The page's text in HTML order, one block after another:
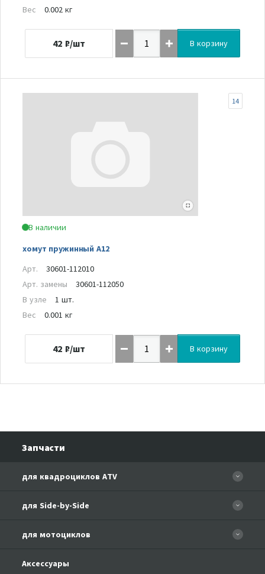
Вес
0.002 кг
42 ₽/шт В корзину
В наличии
хомут пружинный А12
14
Арт.
30601-112010
Арт. замены
30601-112050
В узле
1 шт.
Вес
0.001 кг
42 ₽/шт В корзину
Запчасти
для квадроциклов ATV
CFORCE 110 EFI
CF500-A Basic
CF500-2A
для Side-by-Side
CF800-U8 EFI
для мотоциклов
Аксессуары